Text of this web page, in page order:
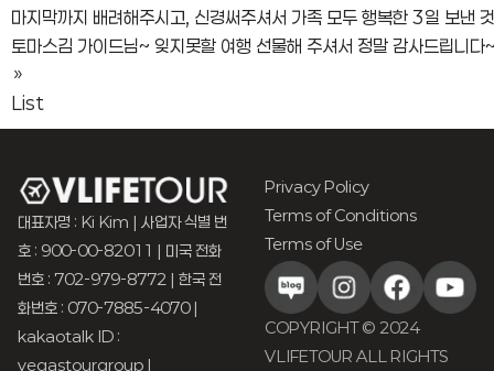
마지막까지 배려해주시고, 신경써주셔서 가족 모두 행복한 3일 보낸
토마스김 가이드님~ 잊지못할 여행 선물해 주셔서 정말 감사드립니
»
List
대표자명 : Ki Kim | 사업자 식별 번
호 : 900-00-82011 | 미국 전화
번호 : 702-979-8772 | 한국 전
화번호 : 070-7885-4070 |
kakaotalk ID :
vegastourgroup |
Privacy Policy
Terms of Conditions
Terms of Use
COPYRIGHT © 2024
VLIFETOUR ALL RIGHTS